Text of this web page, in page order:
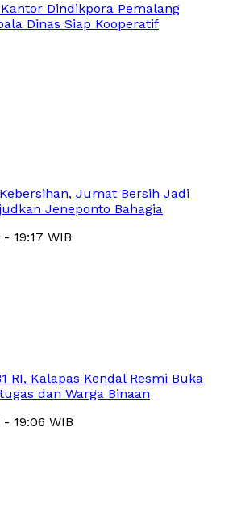
Dindikpora Pemalang
Dinas Siap Kooperatif
Jumat Bersih Jadi
Jeneponto Bahagia
19:17 WIB
RI, Kalapas Kendal Resmi Buka
dan Warga Binaan
19:06 WIB